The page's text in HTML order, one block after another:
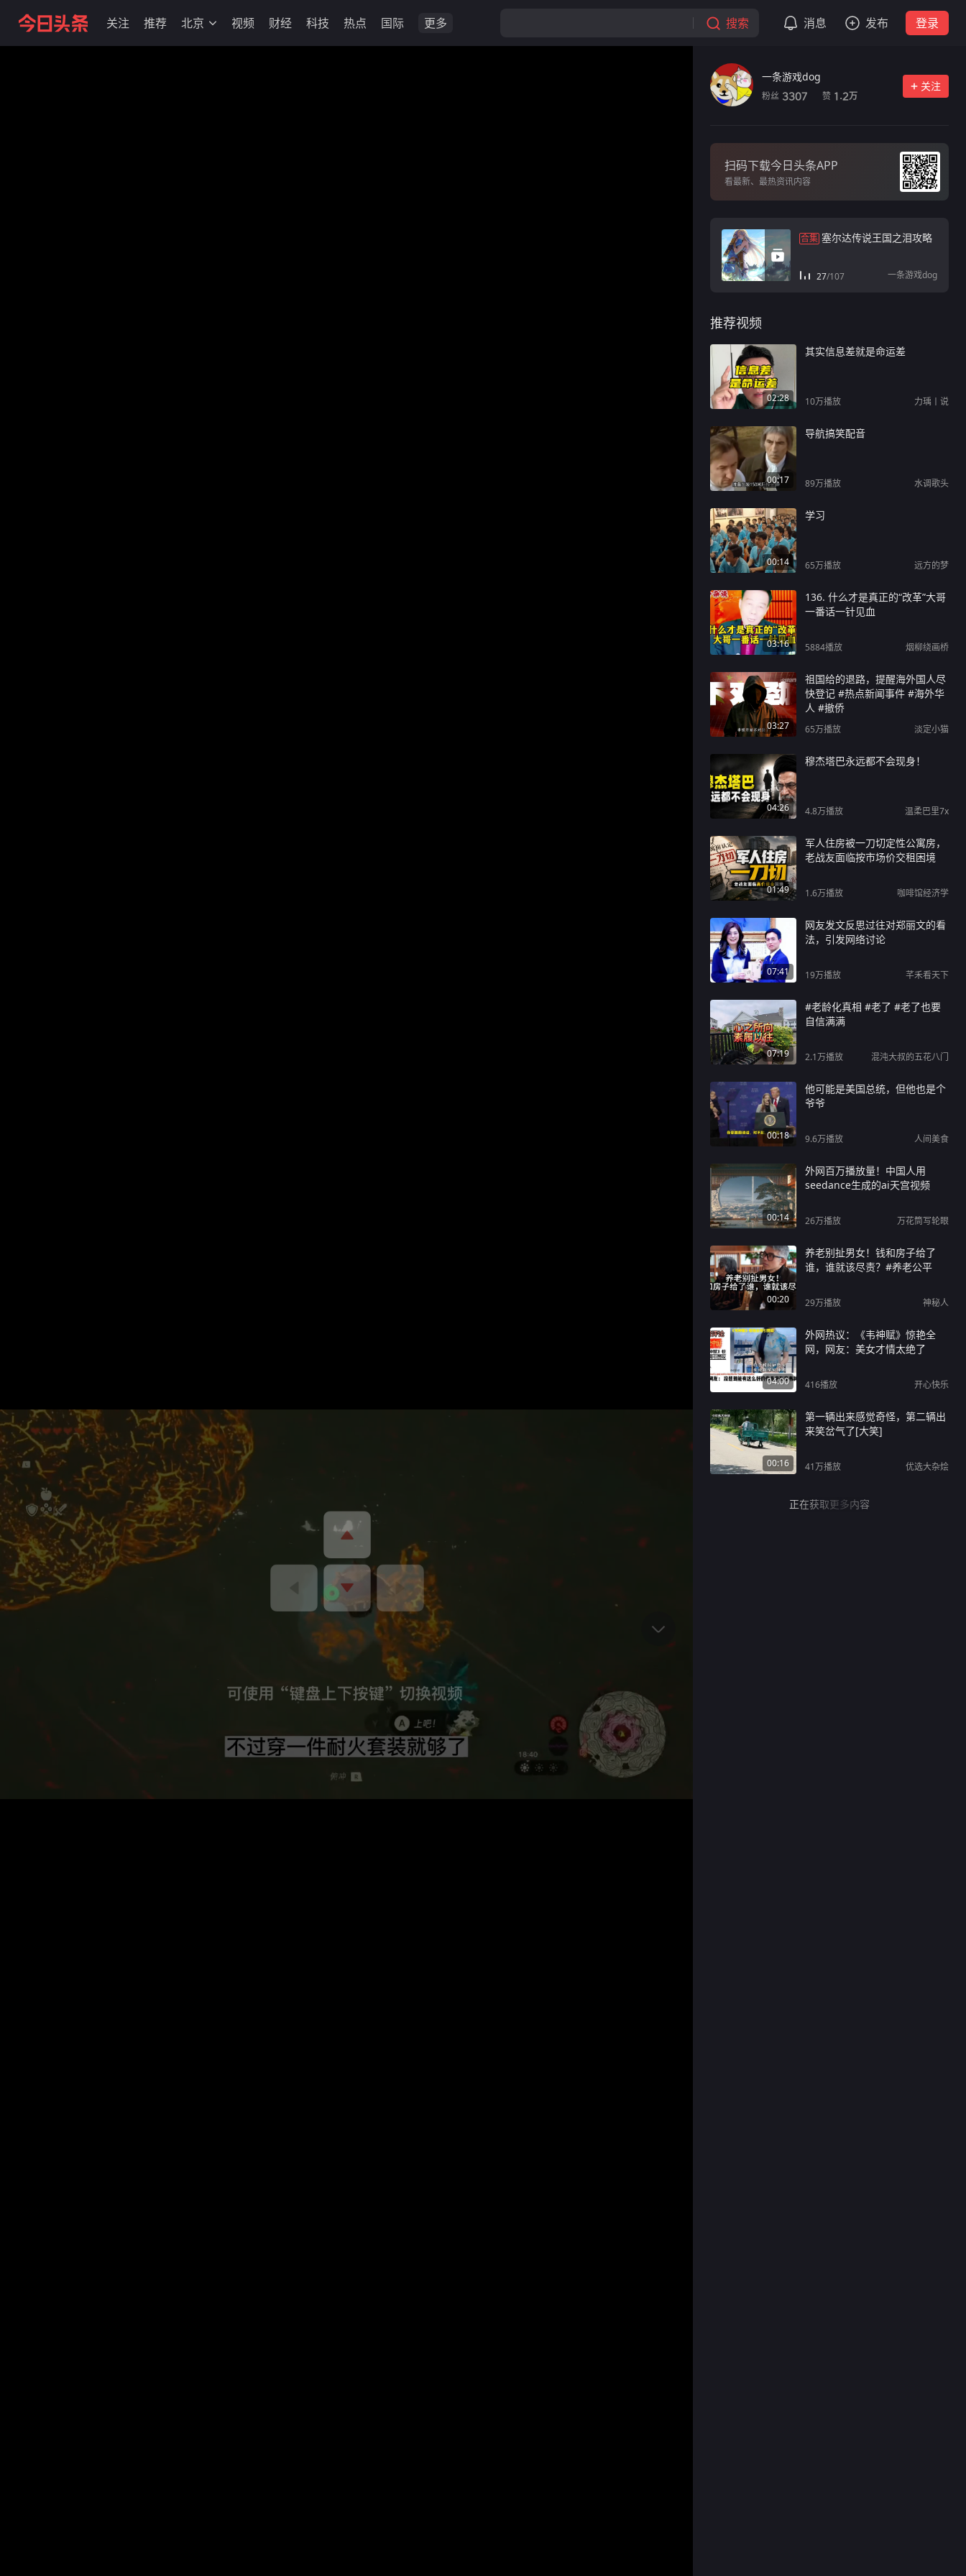
关注 推荐 北京 视频 财经 科技 热点 国际 更多 搜索 消息 发布 登录
一条游戏dog
粉丝 3307 赞 1.2万
关注
扫码下载今日头条APP
看最新、最热资讯内容
合集 塞尔达传说王国之泪攻略
27/107 一条游戏dog
推荐视频
02:28
其实信息差就是命运差
10万播放 力瑀丨说
00:17
导航搞笑配音
89万播放 水调歌头
00:14
学习
65万播放 远方的梦
03:16
136. 什么才是真正的“改革”大哥
一番话一针见血
5884播放 烟柳绕画桥
03:27
祖国给的退路，提醒海外国人尽
快登记 #热点新闻事件 #海外华
人 #撤侨
65万播放 淡定小猫
04:26
穆杰塔巴永远都不会现身！
4.8万播放 温柔巴里7x
01:49
军人住房被一刀切定性公寓房，
老战友面临按市场价交租困境
1.6万播放 咖啡馆经济学
07:41
网友发文反思过往对郑丽文的看
法，引发网络讨论
19万播放 芊禾看天下
07:19
#老龄化真相 #老了 #老了也要
自信满满
2.1万播放 混沌大叔的五花八门
00:18
他可能是美国总统，但他也是个
爷爷
9.6万播放 人间美食
00:14
外网百万播放量！中国人用
seedance生成的ai天宫视频
26万播放 万花筒写轮眼
00:20
养老别扯男女！钱和房子给了
谁，谁就该尽责？#养老公平
29万播放 神秘人
04:00
外网热议：《韦神赋》惊艳全
网，网友：美女才情太绝了
416播放 开心快乐
00:16
第一辆出来感觉奇怪，第二辆出
来笑岔气了[大笑]
41万播放 优选大杂烩
正在获取更多内容